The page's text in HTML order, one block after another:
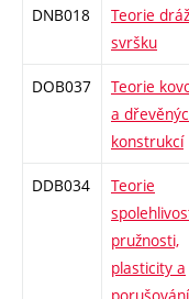
DNB018
Teorie
svršku
DOB037
Teorie
a
konstrukcí
DDB034
Teorie
pružnosti,
plasticity a